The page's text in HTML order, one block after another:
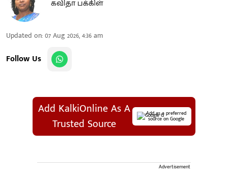
கவிதா பக்கிள்
Updated on:07 Aug 2026, 4:36 am
Follow Us
Add KalkiOnline As A
Trusted Source
Add as a preferred
source on Google
Advertisement